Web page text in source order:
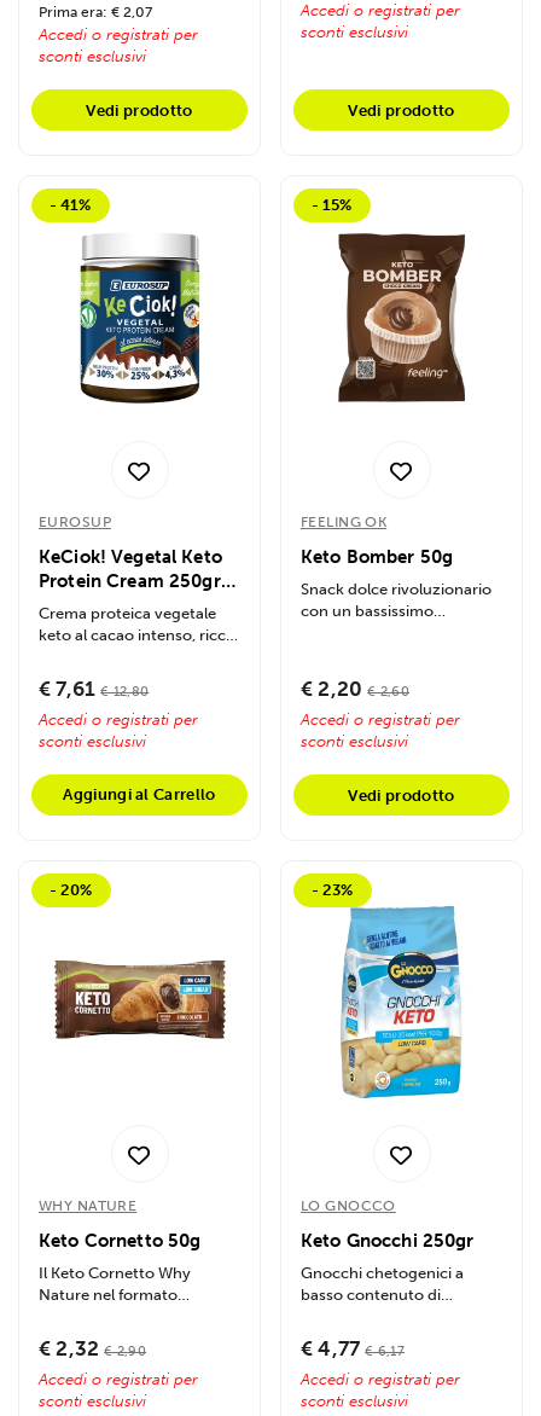
Prima era: € 2,07
Accedi o registrati per
sconti esclusivi
Vedi prodotto
Accedi o registrati per
sconti esclusivi
Vedi prodotto
- 41%
EUROSUP
KeCiok! Vegetal Keto
Protein Cream 250gr
Cacao Intenso
Crema proteica vegetale
keto al cacao intenso, ricca
(25%),...
€ 7,61 € 12,80
Accedi o registrati per
sconti esclusivi
Aggiungi al Carrello
- 15%
FEELING OK
Keto Bomber 50g
Snack dolce rivoluzionario
con un bassissimo
€ 2,20 € 2,60
Accedi o registrati per
sconti esclusivi
Vedi prodotto
- 20%
WHY NATURE
Keto Cornetto 50g
Il Keto Cornetto Why
Nature nel formato
peccato di gola...
€ 2,32 € 2,90
Accedi o registrati per
sconti esclusivi
- 23%
LO GNOCCO
Keto Gnocchi 250gr
Gnocchi chetogenici a
basso contenuto di
con solo 3,8 g di...
€ 4,77 € 6,17
Accedi o registrati per
sconti esclusivi